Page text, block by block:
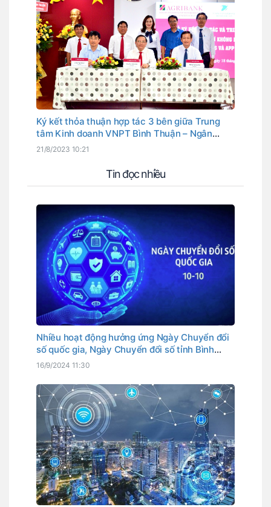
Ký kết thỏa thuận hợp tác 3 bên giữa Trung
tâm Kinh doanh VNPT Bình Thuận – Ngân
hàng Agribank chi nhánh Bình Thuận và Bệnh
21/8/2023 10:21
Tin đọc nhiều
Nhiều hoạt động hưởng ứng Ngày Chuyển đổi
số quốc gia, Ngày Chuyển đổi số tỉnh Bình
Thuận
16/9/2024 11:30